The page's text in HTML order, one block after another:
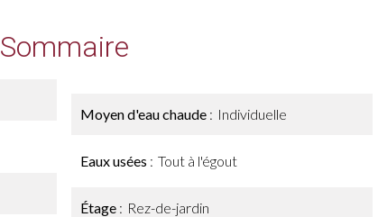
Sommaire
Moyen d'eau chaude Individuelle
Eaux usées Tout à l'égout
Étage Rez-de-jardin